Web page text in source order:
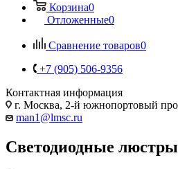
Корзина0
Отложенные0
Сравнение товаров0
+7 (905) 506-9356
Контактная информация
г. Москва, 2-й южнопортовый
man1@lmsc.ru
Светодиодные люстры